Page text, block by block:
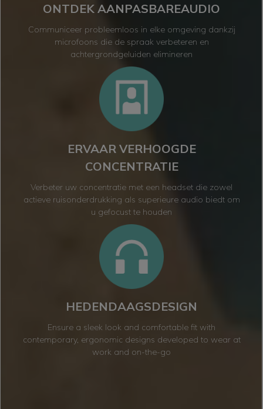
ONTDEK AANPASBAREAUDIO
Communiceer probleemloos in elke omgeving dankzij
microfoons die de spraak verbeteren en
achtergrondgeluiden elimineren
ERVAAR VERHOOGDE
CONCENTRATIE
Verbeter uw concentratie met een headset die zowel
actieve ruisonderdrukking als superieure audio biedt om
u gefocust te houden
HEDENDAAGSDESIGN
Ensure a sleek look and comfortable fit with
contemporary, ergonomic designs developed to wear at
work and on-the-go